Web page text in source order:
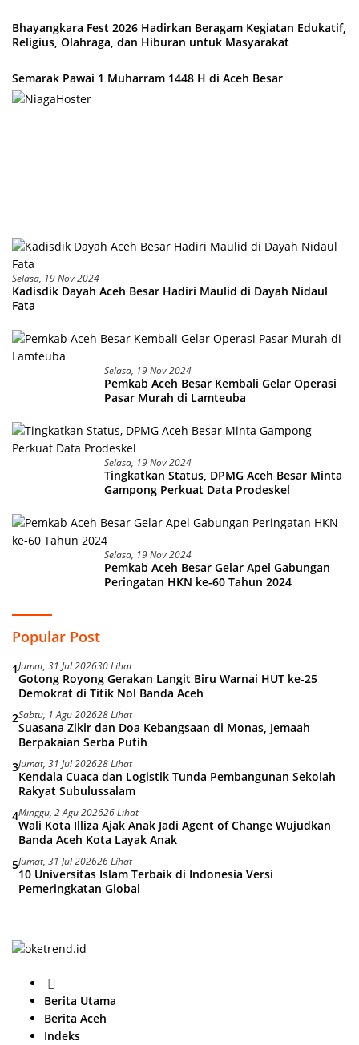
Bhayangkara Fest 2026 Hadirkan Beragam Kegiatan Edukatif,
Religius, Olahraga, dan Hiburan untuk Masyarakat
Semarak Pawai 1 Muharram 1448 H di Aceh Besar
Selasa, 19 Nov 2024
Kadisdik Dayah Aceh Besar Hadiri Maulid di Dayah Nidaul
Fata
Selasa, 19 Nov 2024
Pemkab Aceh Besar Kembali Gelar Operasi
Pasar Murah di Lamteuba
Selasa, 19 Nov 2024
Tingkatkan Status, DPMG Aceh Besar Minta
Gampong Perkuat Data Prodeskel
Selasa, 19 Nov 2024
Pemkab Aceh Besar Gelar Apel Gabungan
Peringatan HKN ke-60 Tahun 2024
Popular Post
1Jumat, 31 Jul 202630 Lihat
Gotong Royong Gerakan Langit Biru Warnai HUT ke-25
Demokrat di Titik Nol Banda Aceh
2Sabtu, 1 Agu 202628 Lihat
Suasana Zikir dan Doa Kebangsaan di Monas, Jemaah
Berpakaian Serba Putih
3Jumat, 31 Jul 202628 Lihat
Kendala Cuaca dan Logistik Tunda Pembangunan Sekolah
Rakyat Subulussalam
4Minggu, 2 Agu 202626 Lihat
Wali Kota Illiza Ajak Anak Jadi Agent of Change Wujudkan
Banda Aceh Kota Layak Anak
5Jumat, 31 Jul 202626 Lihat
10 Universitas Islam Terbaik di Indonesia Versi
Pemeringkatan Global
o
m
e
Berita Utama
Berita Aceh
Indeks